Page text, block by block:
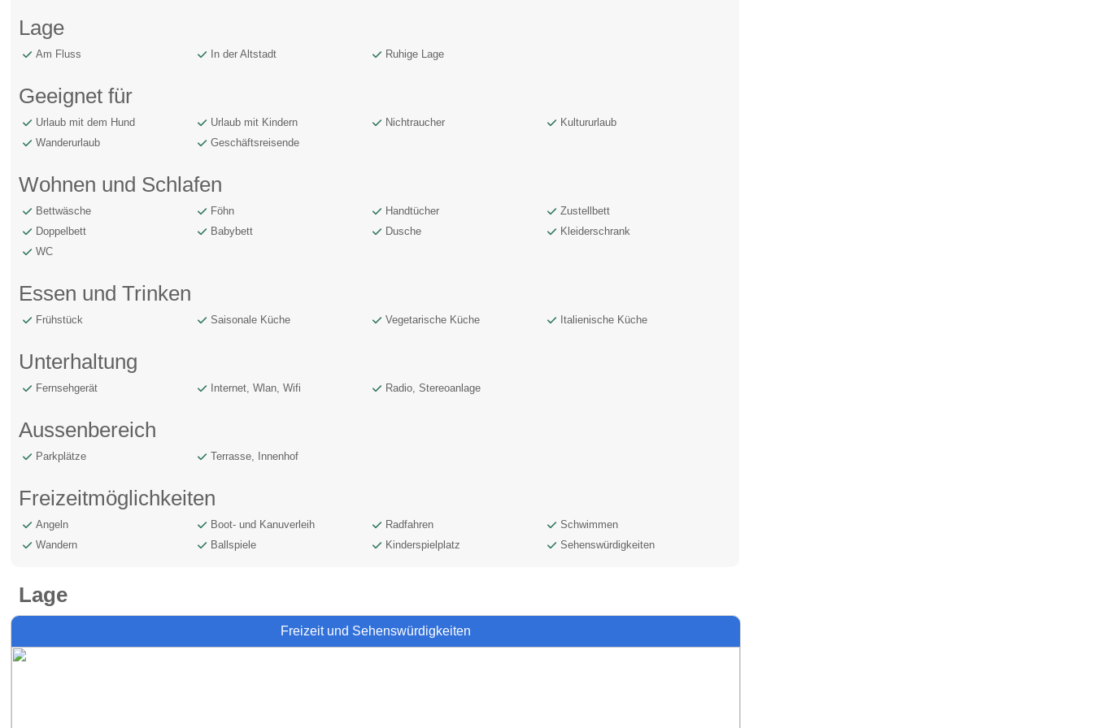
Lage
Am Fluss In der Altstadt Ruhige Lage
Geeignet für
Urlaub mit dem Hund Urlaub mit Kindern Nichtraucher
Kultururlaub
Wanderurlaub
Geschäftsreisende
Wohnen und Schlafen
Bettwäsche Föhn Handtücher
Zustellbett
Doppelbett
Babybett Dusche
Kleiderschrank
WC
Essen und Trinken
Frühstück Saisonale Küche Vegetarische Küche Italienische Küche
Unterhaltung
Fernsehgerät Internet, Wlan, Wifi Radio, Stereoanlage
Aussenbereich
Parkplätze Terrasse, Innenhof
Freizeitmöglichkeiten
Angeln Boot- und Kanuverleih Radfahren
Schwimmen
Wandern
Ballspiele Kinderspielplatz Sehenswürdigkeiten
Lage
Freizeit und Sehenswürdigkeiten